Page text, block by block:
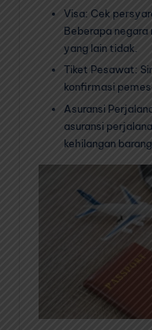
Visa: Cek
Beberapa
yang lain tidak.
Tiket Pesawat:
konfirmasi
Asuransi
asuransi
kehilangan